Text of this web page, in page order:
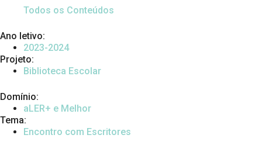
Todos os Conteúdos
Ano letivo:
2023-2024
Projeto:
Biblioteca Escolar
Domínio:
aLER+ e Melhor
Tema:
Encontro com Escritores